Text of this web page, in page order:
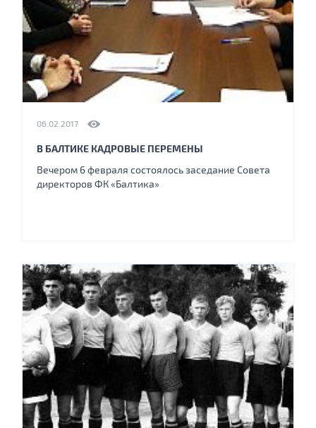
06.02.2017
В БАЛТИКЕ КАДРОВЫЕ ПЕРЕМЕНЫ
Вечером 6 февраля состоялось заседание Совета
директоров ФК «Балтика»